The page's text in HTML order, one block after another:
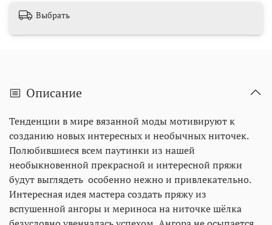
Выбрать
Описание
Тенденции в мире вязанной моды мотивируют к
созданию новых интересных и необычных ниточек.
Полюбившиеся всем паутинки из нашей
необыкновенной прекрасной и интересной пряжи
будут выглядеть особенно нежно и привлекательно.
Интересная идея мастера создать пряжу из
вспушенной ангоры и мериноса на ниточке шёлка